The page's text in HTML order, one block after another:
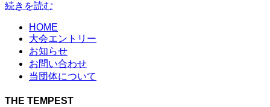
続きを読む
HOME
大会エントリー
お知らせ
お問い合わせ
当団体について
THE TEMPEST